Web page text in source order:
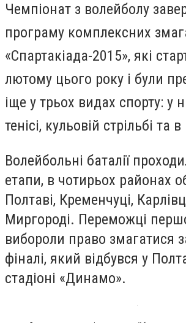
Чемпіонат з волейболу
програму комплексних
«Спартакіада-2015», які
лютому цього року і були
іще у трьох видах спорту: у
тенісі, кульовій стрільбі та
Волейбольні баталії
етапи, в чотирьох районах
Полтаві, Кременчуці,
Миргороді. Переможці
вибороли право змагатися
фіналі, який відбувся у
стадіоні «Динамо».